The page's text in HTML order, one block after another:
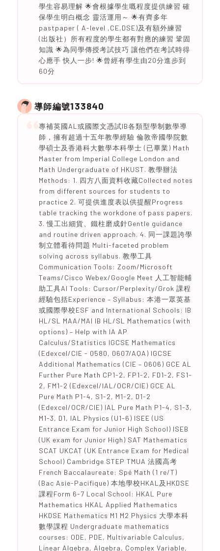
學生容易理解 🌟會根據學生嘅程度提供練習 確
保學生明白概念 靈活運用～ 🌟有齊多年
pastpaper ( A-level ,CE,DSE)及有額外練習
(出版社）所有程度的學生都有對應的練習 鞏固
知識 🌟為同學傳授考試技巧 讓他們在考試時得
心應手 快人一步! 🌟曾經有學生由20分進步到
60分
導師編號133840
專補英國AL或國際文憑試IB各類型學制數學導
師，擁有超過十五年教學經驗 倫敦帝國學院數
學碩士及香港科大數學本科學士 (已畢業) Math
Master from Imperial College London and
Math Undergraduate of HKUST. 教學辦法
Methods: 1. 四方八面資料收藏Collected notes
from different sources for students to
practice 2. 可提供進度表以供提醒Progress
table tracking the workdone of pass papers.
3. 慢工出細貨、鐵柱磨成針Gentle guidance
and routine driven approach. 4. 同一課題誇學
制立體看待問題 Multi-faceted problem
solving across syllabus. 教學工具
Communication Tools: Zoom/Microsoft
Teams/Cisco Webex/Google Meet 人工智能輔
助工具AI Tools: Cursor/Perplexity/Grok 課程
經驗包括Experience – Syllabus: 本港一眾英基
或國際學校ESF and International Schools: IB
HL/SL MAA/MAI IB HL/SL Mathematics (with
options) – Help with IA AP
Calculus/Statistics IGCSE Mathematics
(Edexcel/CIE - 0580, 0607/AQA) IGCSE
Additional Mathematics (CIE – 0606) GCE AL
Further Pure Math CP1-2, FP1-2, FD1-2, FS1-
2, FM1-2 (Edexcel/IAL/OCR/CIE) GCE AL
Pure Math P1-4, S1-2, M1-2, D1-2
(Edexcel/OCR/CIE) IAL Pure Math P1-4, S1-3,
M1-3, D1, IAL Physics (U1-6) ISEE (US
Entrance Exam for Junior High School) ISEB
(UK exam for Junior High) SAT Mathematics
SCAT UKCAT (UK Entrance Exam for Medical
School) Cambridge STEP TMUA 法國高考
French Baccalaureate: Spé Math (1 re/T)
(Bac Asie-Pacifique) 本地學校HKAL及HKDSE
課程Form 6-7 Local School: HKAL Pure
Mathematics HKAL Applied Mathematics
HKDSE Mathematics M1 M2 Physics 大學本科
數學課程 Undergraduate mathematics
courses: ODE, PDE, Multivariable Calculus,
Linear Algebra, Algebra, Complex Variable,